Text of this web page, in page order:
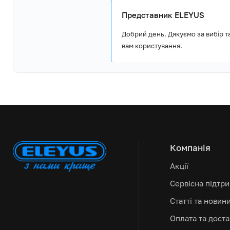
Варильна
вилкою,
жиклерів для
Представник ELEYUS
Добрий день. Дякуємо за вибір
вам користування.
Компанія
Акції
Сервісна
Статті та новини
Оплата та